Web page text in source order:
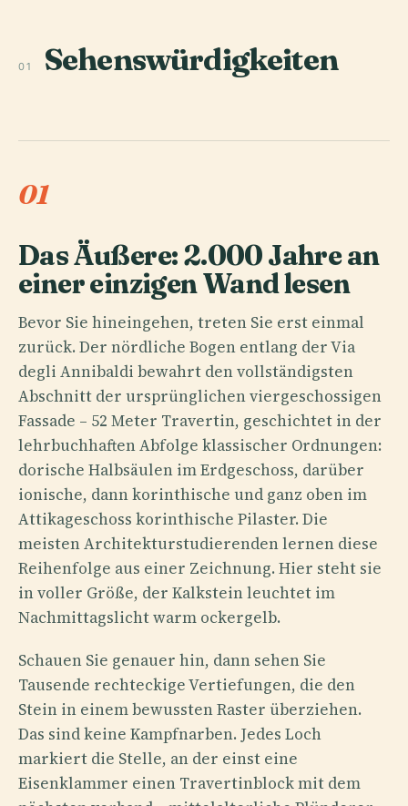
01 Sehenswürdigkeiten
01
Das Äußere: 2.000 Jahre an
einer einzigen Wand lesen
Bevor Sie hineingehen, treten Sie erst einmal
zurück. Der nördliche Bogen entlang der Via
degli Annibaldi bewahrt den vollständigsten
Abschnitt der ursprünglichen viergeschossigen
Fassade – 52 Meter Travertin, geschichtet in der
lehrbuchhaften Abfolge klassischer Ordnungen:
dorische Halbsäulen im Erdgeschoss, darüber
ionische, dann korinthische und ganz oben im
Attikageschoss korinthische Pilaster. Die
meisten Architekturstudierenden lernen diese
Reihenfolge aus einer Zeichnung. Hier steht sie
in voller Größe, der Kalkstein leuchtet im
Nachmittagslicht warm ockergelb.
Schauen Sie genauer hin, dann sehen Sie
Tausende rechteckige Vertiefungen, die den
Stein in einem bewussten Raster überziehen.
Das sind keine Kampfnarben. Jedes Loch
markiert die Stelle, an der einst eine
Eisenklammer einen Travertinblock mit dem